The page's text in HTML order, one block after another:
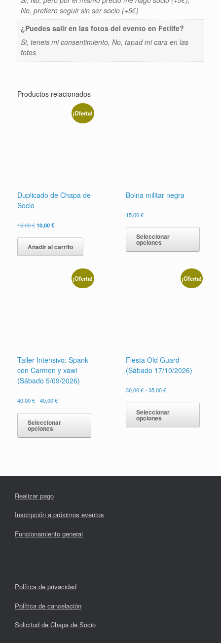
No, prefiero seguir sin ser socio (+5€)
¿Puedes salir en las fotos del evento en Fetlife?
Si, teneis mi consentimiento, No, tapad mi cara en las
fotos
Productos relacionados
¡Oferta!
Duplicado de Chapa de
Socio
16,00€El
original
era:
16,00 €.
10,00€El
actual
es:
10,00 €.
Añadir al carrito
Boina militar negra
15,00€
Seleccionar
opciones
Este
Las
¡Oferta!
Taller Intensivo: Spank
con Carmen y xawi
(Sábado 5/09/2026)
40,00€-45,00€Rango
precios:
desde
hasta
Seleccionar
opciones
múltiples
se
la
¡Oferta!
Fiesta Old Guard
(Sábado 17/10/2026)
30,00€ - 35,00€Rango
precios:
desde
hasta
Seleccionar
opciones
pueden
Realizar pago
Inscripción a próximos eventos
Funcionamiento general
Política de privacidad
Política de cancelación
Solicitud de Chapa de Socio